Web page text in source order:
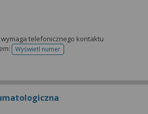
telefonicznego kontaktu
Wyświetl numertelefonu do rejestracji